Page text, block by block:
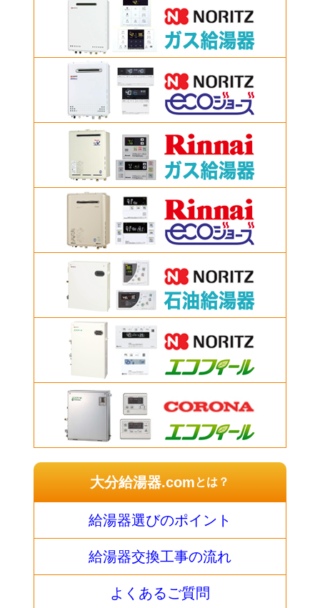
大分給湯器.comとは？
給湯器選びのポイント
給湯器交換工事の流れ
よくあるご質問